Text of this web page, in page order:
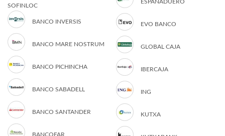
SOFINLOC
BANCO INVERSIS
BANCO MARE NOSTRUM
BANCO PICHINCHA
BANCO SABADELL
BANCO SANTANDER
BANCOFAR
ESPAÑADUERO
EVO BANCO
GLOBAL CAJA
IBERCAJA
ING
KUTXA